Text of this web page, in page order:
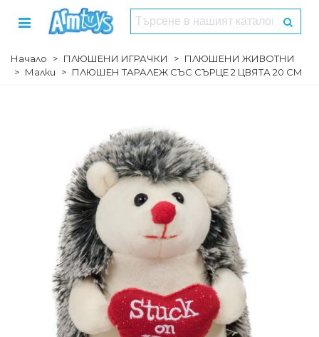
Начало > ПЛЮШЕНИ ИГРАЧКИ > ПЛЮШЕНИ ЖИВОТНИ
> Малки > ПЛЮШЕН ТАРАЛЕЖ СЪС СЪРЦЕ 2 ЦВЯТА 20 СМ